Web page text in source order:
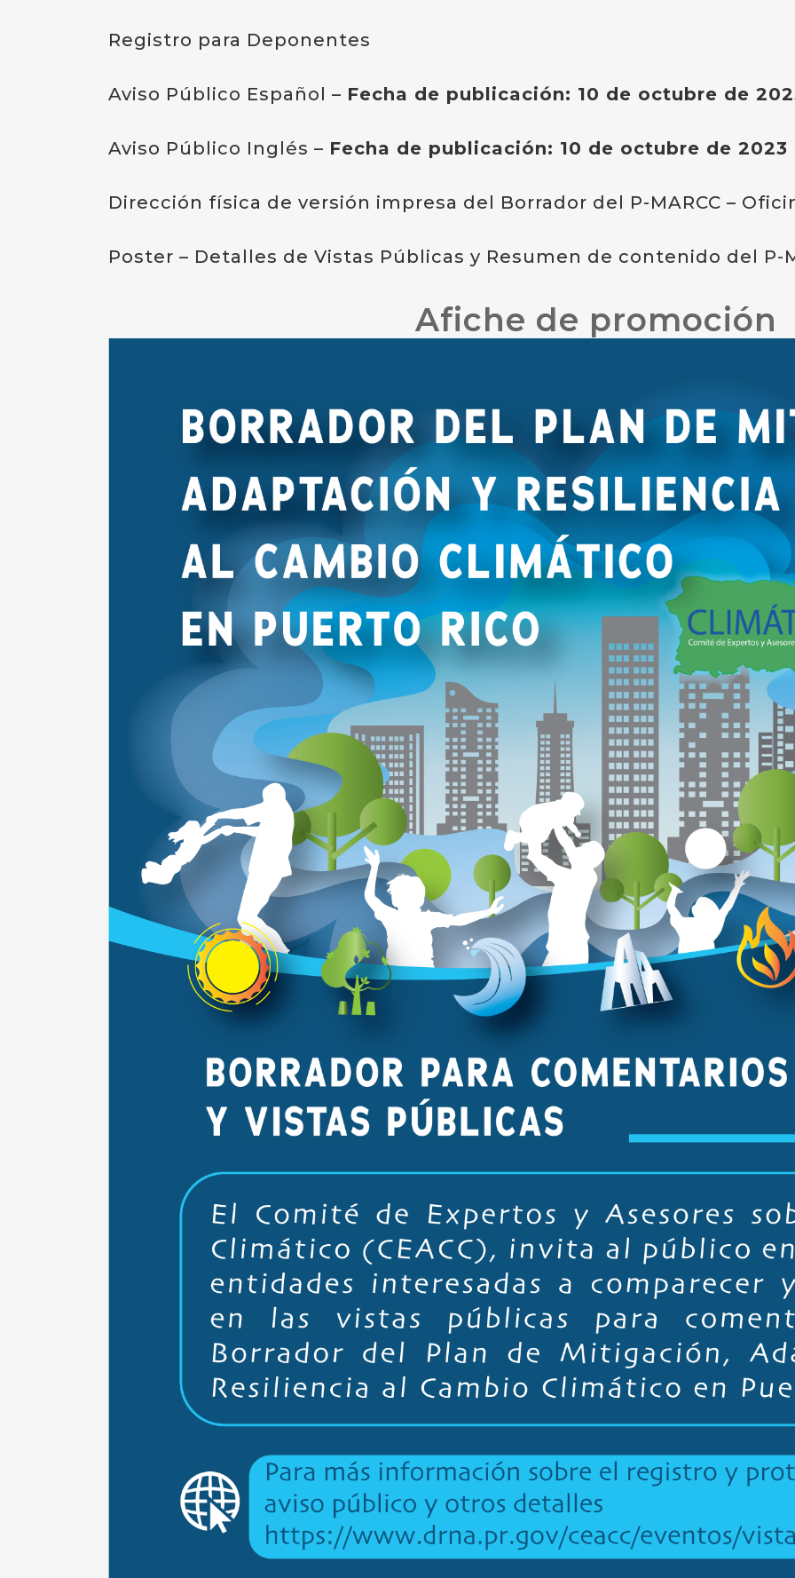
Registro para Deponentes
Aviso Público Español – Fecha de publicación: 10 de octubre de
Aviso Público Inglés – Fecha de publicación: 10 de octubre de 2023
Dirección física de versión impresa del Borrador del P-MARCC –
Poster – Detalles de Vistas Públicas y Resumen de contenido del P-
Afiche de promoción